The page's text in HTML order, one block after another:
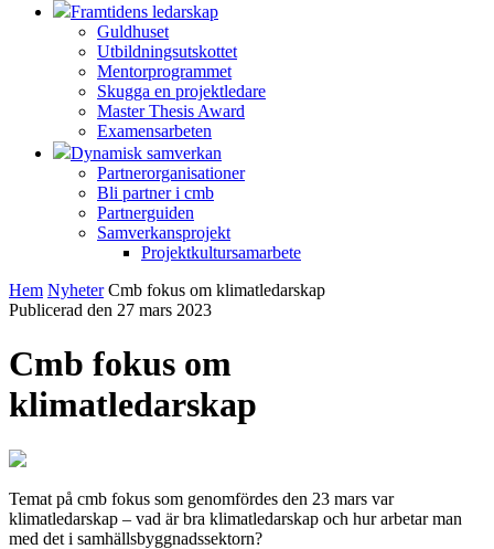
Framtidens ledarskap
Guldhuset
Utbildningsutskottet
Mentorprogrammet
Skugga en projektledare
Master Thesis Award
Examensarbeten
Dynamisk samverkan
Partnerorganisationer
Bli partner i cmb
Partnerguiden
Samverkansprojekt
Projektkultursamarbete
Hem Nyheter Cmb fokus om klimatledarskap
Publicerad den 27 mars 2023
Cmb fokus om
klimatledarskap
Temat på cmb fokus som genomfördes den 23 mars var
klimatledarskap – vad är bra klimatledarskap och hur arbetar man
med det i samhällsbyggnadssektorn?